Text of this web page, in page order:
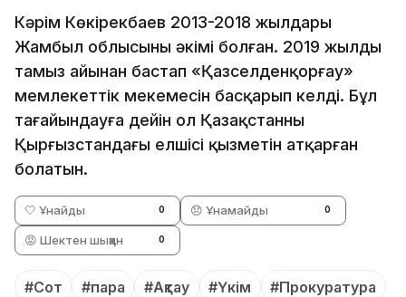
Кәрім Көкірекбаев 2013-2018 жылдары
Жамбыл облысының әкімі болған. 2019 жылдың
тамыз айынан бастап «Қазселденқорғау»
мемлекеттік мекемесін басқарып келді. Бұл
тағайындауға дейін ол Қазақстанның
Қырғызстандағы елшісі қызметін атқарған
болатын.
🤍 Ұнайды 0 😞 Ұнамайды 0
😡 Шектен шыққан 0
#Сот #пара #Ақтау #Үкім
#Прокуратура